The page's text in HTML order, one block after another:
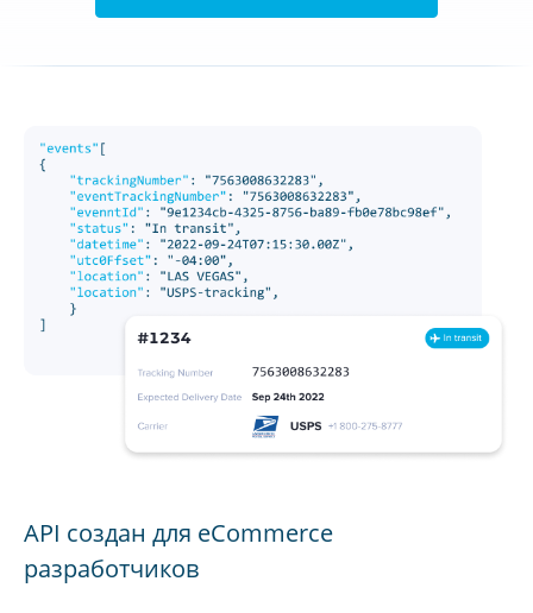
API создан для eCommerce
разработчиков